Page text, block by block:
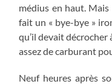
médius en haut.
fait un « bye-bye »
qu’il devait décrocher
assez de carburant
Neuf heures après